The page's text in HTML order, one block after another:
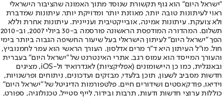
"ישראל היום" הוא גוף תקשורת שנוסד מתוך האמונה שהציבור הישראלי
ראוי לעיתונות טובה יותר, מאוזנת יותר ומדויקת יותר. עיתונות שמדברת
ולא צועקת. עיתונות אמינה, אובייקטיבית ועניינית. עיתונות אחרת וללא
תשלום. המהדורה המודפסת הראשונה פורסמה ב-30 ביולי 2007, וב-2010
הפך "ישראל היום" לעיתון הישראלי בעל שיעור החשיפה הגבוה ביותר בימי
חול. מו"ל העיתון היא ד"ר מרים אדלסון. העורך הראשי הוא עמר לחמנוביץ,
והעורך המייסד הוא עמוס רגב. אתרי האינטרנט של "ישראל היום" בעברית
ובאנגלית, כמו כן היישומונים (אפליקציות) לאנדרואיד ול-iOS, מציגים
חדשות מסביב לשעון, תוכן בלעדי, מבזקים ועדכונים, ניתוחים ופרשנויות,
וידיאו, פודקאסטים ושידורים חיים. פלטפורמות הדיגיטל של "ישראל היום"
כוללות ערוצי חדשות ודעות, תרבות ובידור, לייף סטייל, טכנולוגיה, ספורט,